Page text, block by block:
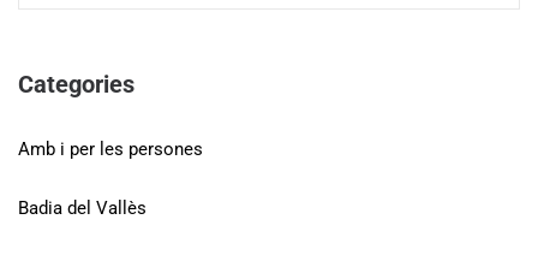
Categories
Amb i per les persones
Badia del Vallès